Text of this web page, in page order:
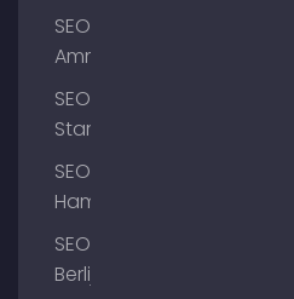
SEO
Ammersee
SEO
Starnberg
SEO
Hamburg
SEO
Berlijn